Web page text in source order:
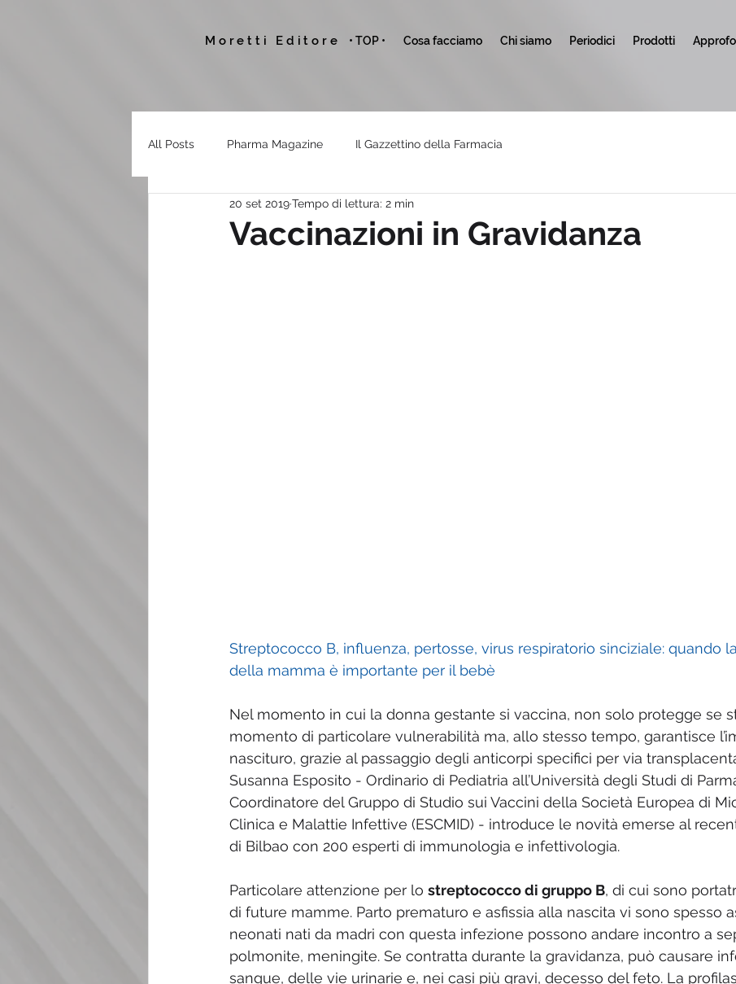
Moretti Editore • TOP • Cosa facciamo Chi siamo Periodici Prodotti
All Posts Pharma Magazine Il Gazzettino della Farmacia
Vaccinazioni in Gravidanza
20 set 2019Tempo di lettura: 2 min
Streptococco B, influenza, pertosse, virus respiratorio sinciziale: quando
della mamma è importante per il bebè
Nel momento in cui la donna gestante si vaccina, non solo protegge se
momento di particolare vulnerabilità ma, allo stesso tempo, garantisce
nascituro, grazie al passaggio degli anticorpi specifici per via
Susanna Esposito - Ordinario di Pediatria all’Università degli Studi di
Coordinatore del Gruppo di Studio sui Vaccini della Società Europea di
Clinica e Malattie Infettive (ESCMID) - introduce le novità emerse al
di Bilbao con 200 esperti di immunologia e infettivologia.
Particolare attenzione per lo streptococco di gruppo B, di cui sono
di future mamme. Parto prematuro e asfissia alla nascita vi sono spesso
neonati nati da madri con questa infezione possono andare incontro a
polmonite, meningite. Se contratta durante la gravidanza, può causare
sangue, delle vie urinarie e, nei casi più gravi, decesso del feto. La